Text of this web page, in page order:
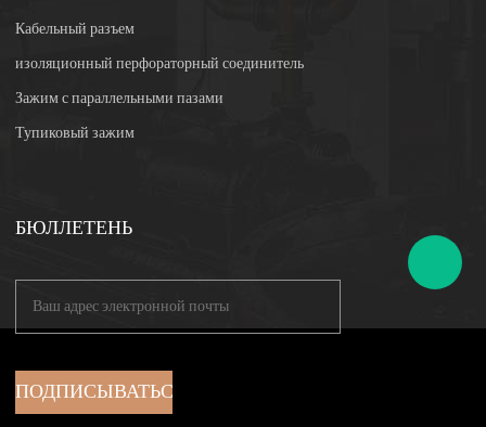
Кабельный разъем
изоляционный перфораторный соединитель
Зажим с параллельными пазами
Тупиковый зажим
БЮЛЛЕТЕНЬ